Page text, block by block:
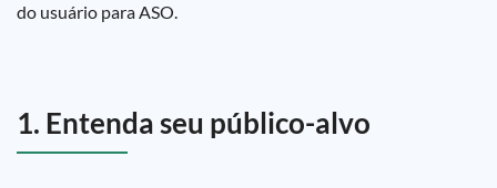
do usuário para ASO.
1. Entenda seu público-alvo